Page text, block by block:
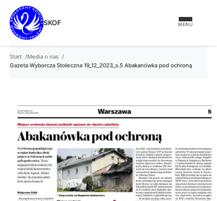
treści
SKOF
MENU
Start
Media o nas
Gazeta Wyborcza Stołeczna 19_12_2023_s.5 Abakanówka pod ochroną